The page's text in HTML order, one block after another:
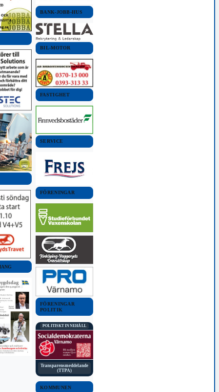
två tackor i
BANK-JOBB-HUS
BIL-MOTOR
FASTIGHET
SERVICE
FÖRENINGAR
FÖRENINGAR
POLITIK
POLITISKT INNEHÅLL
Transparensmeddelande
(TTPA)
KOMMUNEN